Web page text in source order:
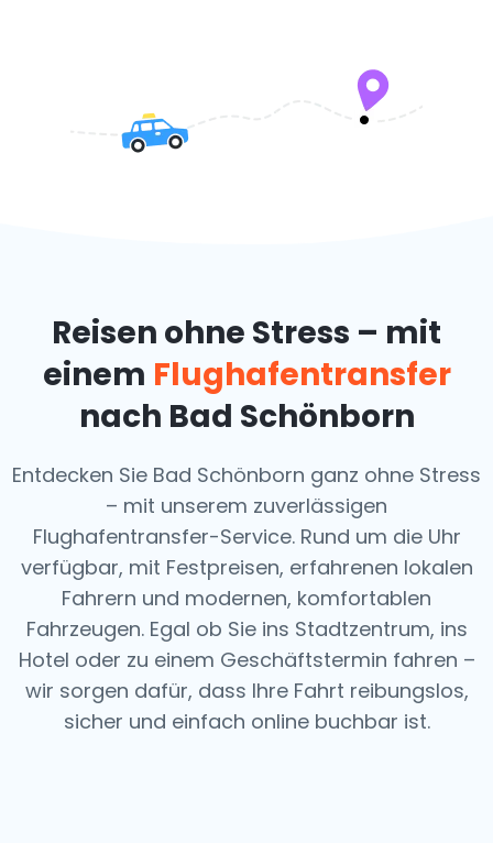
Reisen ohne Stress – mit
einem Flughafentransfer
nach Bad Schönborn
Entdecken Sie Bad Schönborn ganz ohne Stress
– mit unserem zuverlässigen
Flughafentransfer-Service. Rund um die Uhr
verfügbar, mit Festpreisen, erfahrenen lokalen
Fahrern und modernen, komfortablen
Fahrzeugen. Egal ob Sie ins Stadtzentrum, ins
Hotel oder zu einem Geschäftstermin fahren –
wir sorgen dafür, dass Ihre Fahrt reibungslos,
sicher und einfach online buchbar ist.